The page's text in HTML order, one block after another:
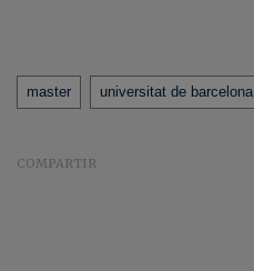
Tags
master universitat de barcelona
COMPARTIR